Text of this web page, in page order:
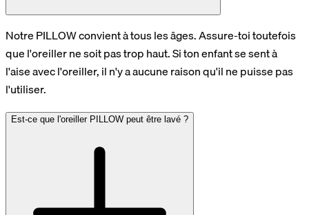
Notre PILLOW convient à tous les âges. Assure-toi toutefois
que l'oreiller ne soit pas trop haut. Si ton enfant se sent à
l'aise avec l'oreiller, il n'y a aucune raison qu'il ne puisse pas
l'utiliser.
Est-ce que l'oreiller PILLOW peut être lavé ?